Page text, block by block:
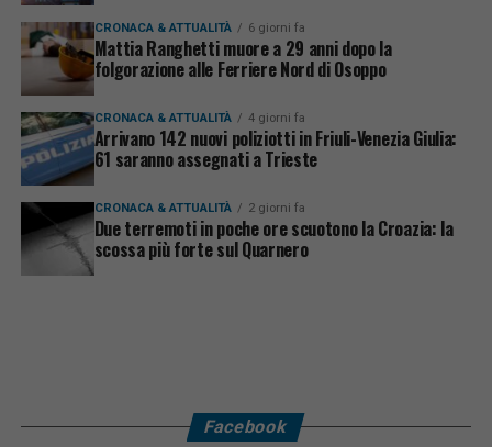
CRONACA & ATTUALITÀ 6 giorni fa
Mattia Ranghetti muore a 29 anni dopo la
folgorazione alle Ferriere Nord di Osoppo
CRONACA & ATTUALITÀ 4 giorni fa
Arrivano 142 nuovi poliziotti in Friuli-Venezia Giulia:
61 saranno assegnati a Trieste
CRONACA & ATTUALITÀ 2 giorni fa
Due terremoti in poche ore scuotono la Croazia: la
scossa più forte sul Quarnero
Facebook